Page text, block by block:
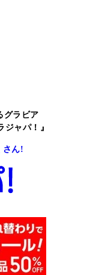
グラビア
ャパ！』
さん!